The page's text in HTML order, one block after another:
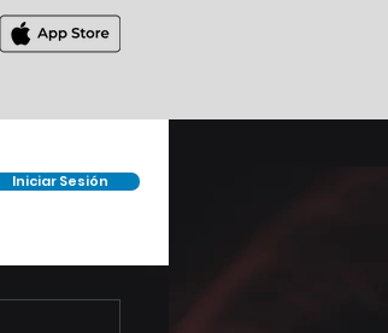
Iniciar Sesión